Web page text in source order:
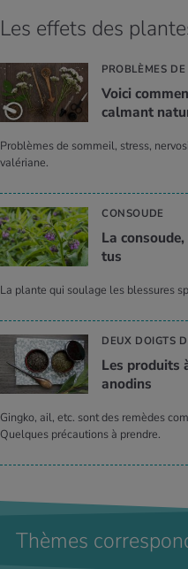
Les effets des
PROBLÈMES
Voici
cal­mant
Problèmes de sommeil, stress,
valériane.
CONSOUDE
La
tus
La plante qui soulage les blessures
DEUX DOIGTS
Les pro­duits
ano­dins
Gingko, ail, etc. sont des remèdes
Quelques précautions à prendre.
Thèmes